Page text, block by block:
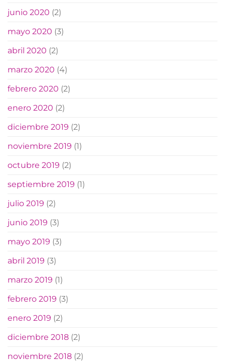
junio 2020 (2)
mayo 2020 (3)
abril 2020 (2)
marzo 2020 (4)
febrero 2020 (2)
enero 2020 (2)
diciembre 2019 (2)
noviembre 2019 (1)
octubre 2019 (2)
septiembre 2019 (1)
julio 2019 (2)
junio 2019 (3)
mayo 2019 (3)
abril 2019 (3)
marzo 2019 (1)
febrero 2019 (3)
enero 2019 (2)
diciembre 2018 (2)
noviembre 2018 (2)